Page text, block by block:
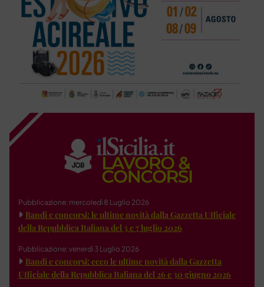
Pubblicazione: mercoledì 8 Luglio 2026
Bandi e concorsi: le ultime novità dalla Gazzetta Ufficiale
della Repubblica Italiana del 3 e 7 luglio 2026
Pubblicazione: venerdì 3 Luglio 2026
Bandi e concorsi: ecco le ultime novità dalla Gazzetta
Ufficiale della Repubblica Italiana del 26 e 30 giugno 2026